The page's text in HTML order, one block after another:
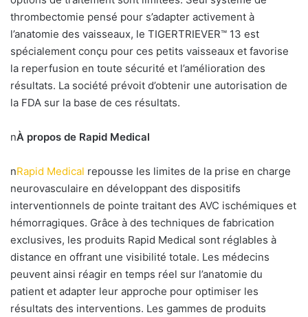
thrombectomie pensé pour s’adapter activement à
l’anatomie des vaisseaux, le TIGERTRIEVER™ 13 est
spécialement conçu pour ces petits vaisseaux et favorise
la reperfusion en toute sécurité et l’amélioration des
résultats. La société prévoit d’obtenir une autorisation de
la FDA sur la base de ces résultats.
nÀ propos de Rapid Medical
nRapid Medical repousse les limites de la prise en charge
neurovasculaire en développant des dispositifs
interventionnels de pointe traitant des AVC ischémiques et
hémorragiques. Grâce à des techniques de fabrication
exclusives, les produits Rapid Medical sont réglables à
distance en offrant une visibilité totale. Les médecins
peuvent ainsi réagir en temps réel sur l’anatomie du
patient et adapter leur approche pour optimiser les
résultats des interventions. Les gammes de produits